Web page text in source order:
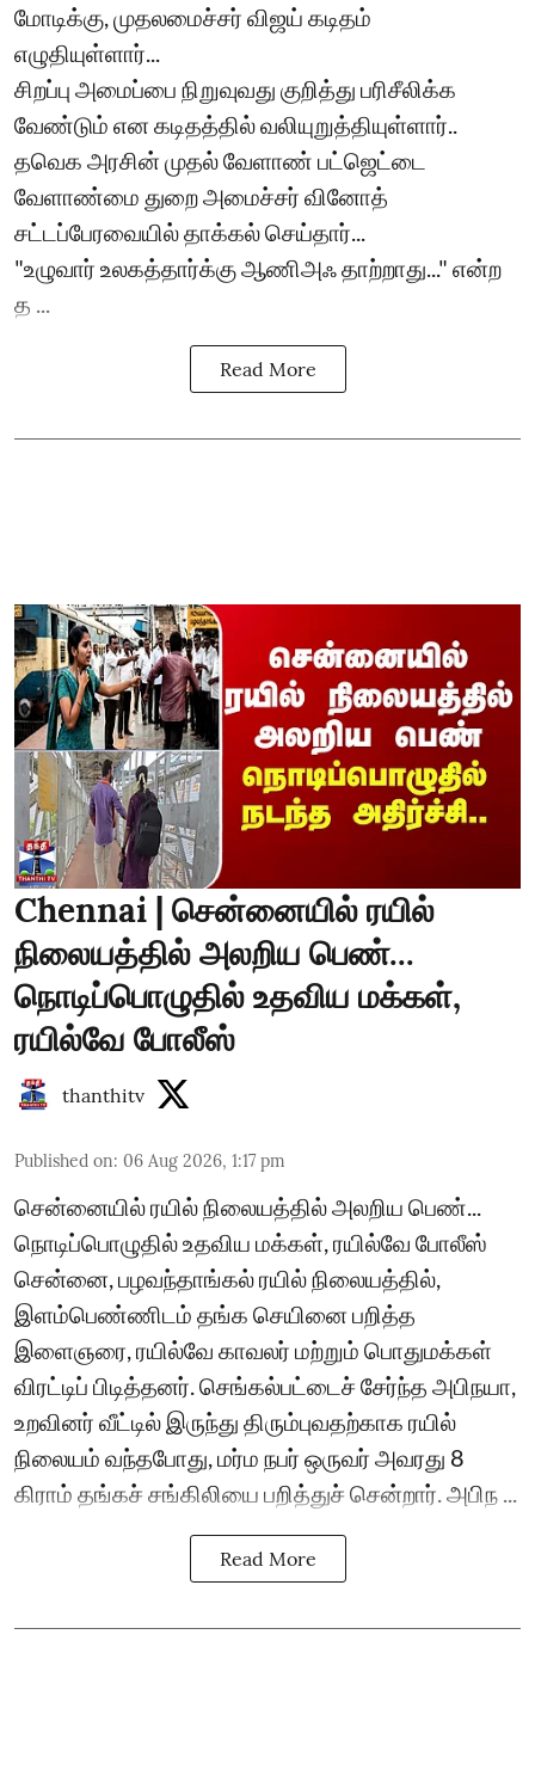
மோடிக்கு, முதலமைச்சர் விஜய் கடிதம்
எழுதியுள்ளார்...
சிறப்பு அமைப்பை நிறுவுவது குறித்து பரிசீலிக்க
வேண்டும் என கடிதத்தில் வலியுறுத்தியுள்ளார்..
தவெக அரசின் முதல் வேளாண் பட்ஜெட்டை
வேளாண்மை துறை அமைச்சர் வினோத்
சட்டப்பேரவையில் தாக்கல் செய்தார்...
"உழுவார் உலகத்தார்க்கு ஆணிஅஃ தாற்றாது..." என்ற
த ...
Read More
Chennai | சென்னையில் ரயில்
நிலையத்தில் அலறிய பெண்...
நொடிப்பொழுதில் உதவிய மக்கள்,
ரயில்வே போலீஸ்
thanthitv
Published on: 06 Aug 2026, 1:17 pm
சென்னையில் ரயில் நிலையத்தில் அலறிய பெண்...
நொடிப்பொழுதில் உதவிய மக்கள், ரயில்வே போலீஸ்
சென்னை, பழவந்தாங்கல் ரயில் நிலையத்தில்,
இளம்பெண்ணிடம் தங்க செயினை பறித்த
இளைஞரை, ரயில்வே காவலர் மற்றும் பொதுமக்கள்
விரட்டிப் பிடித்தனர். செங்கல்பட்டைச் சேர்ந்த அபிநயா,
உறவினர் வீட்டில் இருந்து திரும்புவதற்காக ரயில்
நிலையம் வந்தபோது, மர்ம நபர் ஒருவர் அவரது 8
கிராம் தங்கச் சங்கிலியை பறித்துச் சென்றார். அபிந ...
Read More